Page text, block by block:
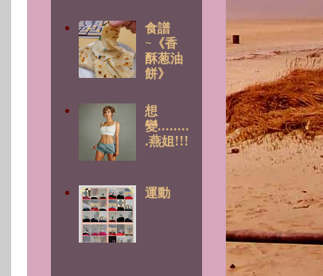
食譜
~《香
酥葱油
餅》
想
變........
.燕姐!!!
運動